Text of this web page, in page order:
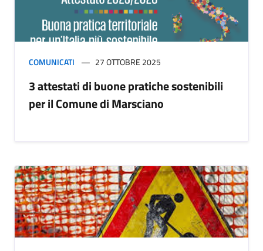
COMUNICATI 27 OTTOBRE 2025
3 attestati di buone pratiche sostenibili
per il Comune di Marsciano